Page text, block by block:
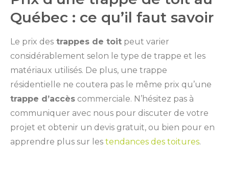
Québec : ce qu’il faut savoir
Le prix des trappes de toit peut varier
considérablement selon le type de trappe et les
matériaux utilisés. De plus, une trappe
résidentielle ne coutera pas le même prix qu’une
trappe d’accès commerciale. N’hésitez pas à
communiquer avec nous pour discuter de votre
projet et obtenir un devis gratuit, ou bien pour en
apprendre plus sur les tendances des toitures.